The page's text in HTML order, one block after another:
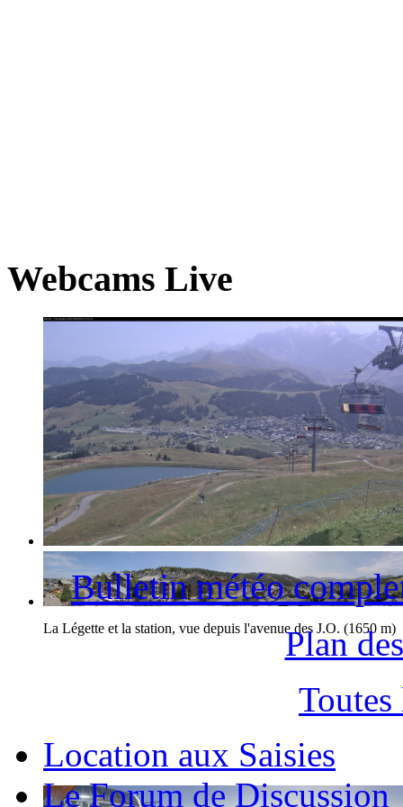
Webcams Live
La station des Saisies et le Mont-Blanc
La Légette et la station, vue depuis l'avenue des J.O. (1650 m)
Bulletin météo
Plan
Toutes
Location aux Saisies
Le Forum de Discussion